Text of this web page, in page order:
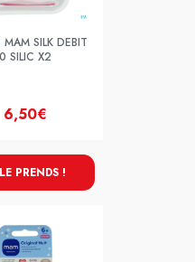
MAM SILK DEBIT
0 SILIC X2
6,50€
PRENDS !